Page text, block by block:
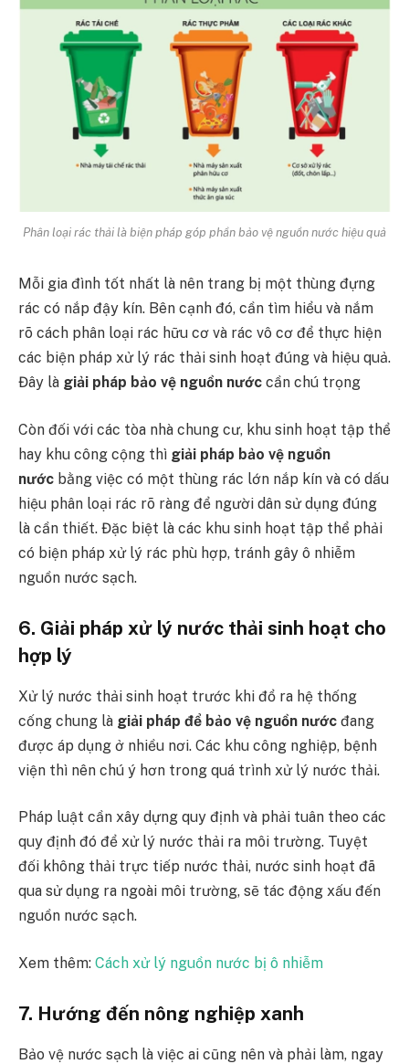
Phân loại rác thải là biện pháp góp phần bảo vệ nguồn nước hiệu quả
Mỗi gia đình tốt nhất là nên trang bị một thùng đựng
rác có nắp đậy kín. Bên cạnh đó, cần tìm hiểu và nắm
rõ cách phân loại rác hữu cơ và rác vô cơ để thực hiện
các biện pháp xử lý rác thải sinh hoạt đúng và hiệu quả.
Đây là giải pháp bảo vệ nguồn nước cần chú trọng
Còn đối với các tòa nhà chung cư, khu sinh hoạt tập thể
hay khu công cộng thì giải pháp bảo vệ nguồn
nước bằng việc có một thùng rác lớn nắp kín và có dấu
hiệu phân loại rác rõ ràng để người dân sử dụng đúng
là cần thiết. Đặc biệt là các khu sinh hoạt tập thể phải
có biện pháp xử lý rác phù hợp, tránh gây ô nhiễm
nguồn nước sạch.
6. Giải pháp xử lý nước thải sinh hoạt cho
hợp lý
Xử lý nước thải sinh hoạt trước khi đổ ra hệ thống
cống chung là giải pháp để bảo vệ nguồn nước đang
được áp dụng ở nhiều nơi. Các khu công nghiệp, bệnh
viện thì nên chú ý hơn trong quá trình xử lý nước thải.
Pháp luật cần xây dựng quy định và phải tuân theo các
quy định đó để xử lý nước thải ra môi trường. Tuyệt
đối không thải trực tiếp nước thải, nước sinh hoạt đã
qua sử dụng ra ngoài môi trường, sẽ tác động xấu đến
nguồn nước sạch.
Xem thêm: Cách xử lý nguồn nước bị ô nhiễm
7. Hướng đến nông nghiệp xanh
Bảo vệ nước sạch là việc ai cũng nên và phải làm, ngay